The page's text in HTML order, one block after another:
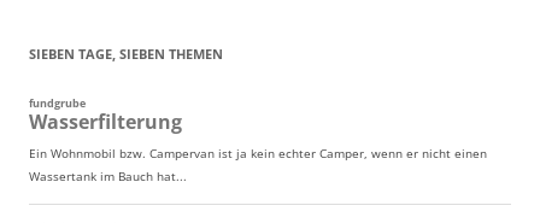
SIEBEN TAGE, SIEBEN THEMEN